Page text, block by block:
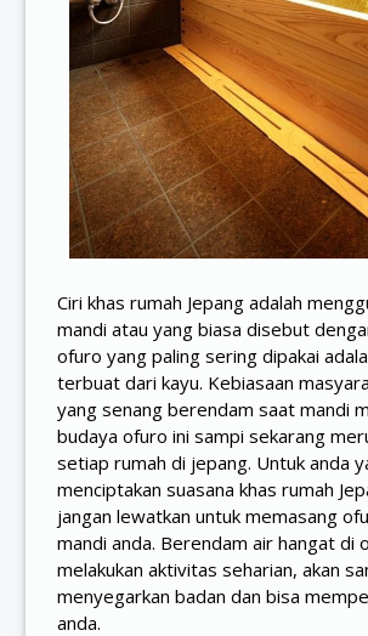
Ciri khas rumah Jepang adalah
mandi atau yang biasa disebut
ofuro yang paling sering dipakai
terbuat dari kayu. Kebiasaan
yang senang berendam saat mandi
budaya ofuro ini sampi sekarang
setiap rumah di jepang. Untuk anda
menciptakan suasana khas rumah
jangan lewatkan untuk memasang
mandi anda. Berendam air hangat di
melakukan aktivitas seharian, akan
menyegarkan badan dan bisa
anda.